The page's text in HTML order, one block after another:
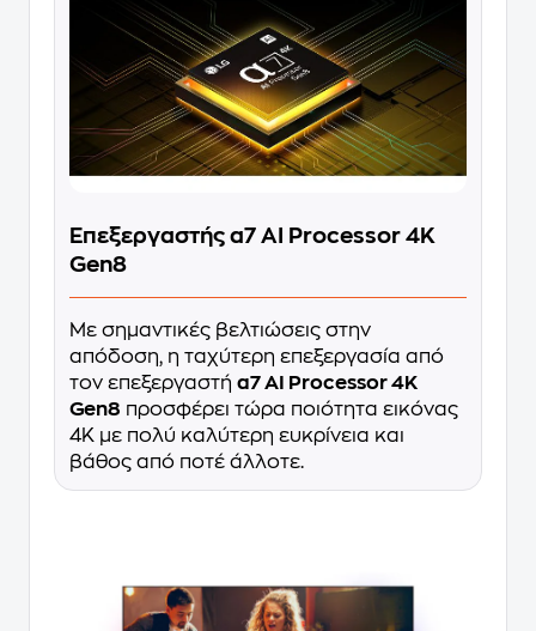
Επεξεργαστής α7 AI Processor 4K
Gen8
Με σημαντικές βελτιώσεις στην
απόδοση, η ταχύτερη επεξεργασία από
τον επεξεργαστή α7 AI Processor 4K
Gen8 προσφέρει τώρα ποιότητα εικόνας
4K με πολύ καλύτερη ευκρίνεια και
βάθος από ποτέ άλλοτε.